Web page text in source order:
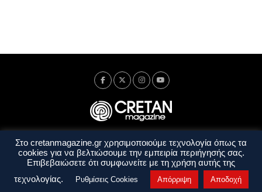
Ταυτότητα Πολιτική Απορρήτου
Όροι Χρήσης
Όροι και Προϋποθέσεις
Στο cretanmagazine.gr χρησιμοποιούμε τεχνολογία όπως τα
cookies για να βελτιώσουμε την εμπειρία περιήγησής σας.
Επιβεβαιώσετε ότι συμφωνείτε με τη χρήση αυτής της
τεχνολογίας.
Ρυθμίσεις Cookies Απόρριψη Αποδοχή